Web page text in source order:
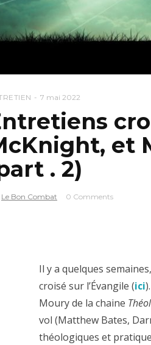
7 mai 2022
et
. 2)
Le Bon Combat 0 Comments
Il y a quelques
croisé sur l’Évangile (ici
Moury de la chaine
vol (Matthew Bates,
théologiques et